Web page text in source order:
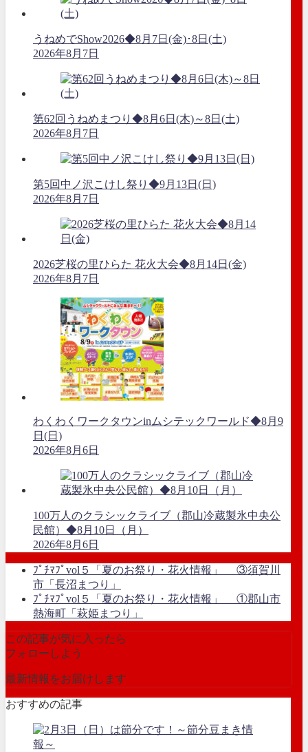
うねめでShow2026◆8月7日(金)･8日(土)
2026年8月7日
第62回うねめまつり◆8月6日(木)～8日(土)
2026年8月7日
第5回中ノ沢こけし祭り◆9月13日(日)
2026年8月7日
2026芝桜の里ひらた 花火大会◆8月14日(金)
2026年8月7日
わくわくワークタウンinムシテックワールド◆8月9
日(日)
2026年8月6日
100万人のクラシックライブ（郡山冷蔵製氷中央公
民館）◆8月10日（月）
2026年8月6日
ﾌﾟﾁﾏﾌﾟvol５「夏のお祭り・花火情報」 ③須賀川
市「長沼まつり」
ﾌﾟﾁﾏﾌﾟvol５「夏のお祭り・花火情報」 ①郡山市
熱海町「萩姫まつり」
この記事が気に入ったら
フォローしよう
最新情報をお届けします
おすすめの記事